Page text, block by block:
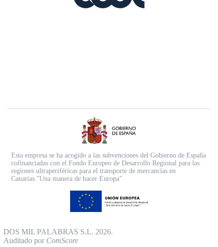
Esta empresa se ha acogido a las subvenciones del Gobierno de España
cofinanciadas con el Fondo Europeo de Desarrollo Regional para las
regiones ultraperiféricas para el transporte de mercancías en
Canarias.”Una manera de hacer Europa”
DOS MIL PALABRAS S.L. 2026.
Auditado por ComScore